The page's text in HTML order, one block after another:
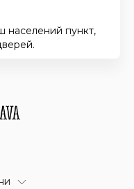
населений пункт,